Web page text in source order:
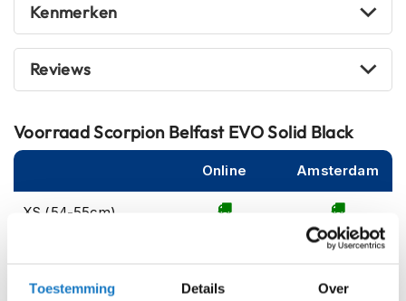
Toestemming Details Over
l
m
o
o
r
l
m
F
Kenmerken
Reviews
VoorraadScorpion Belfast EVO Solid Black
Online Amsterdam
XS (54-55cm)
M (57-58cm)